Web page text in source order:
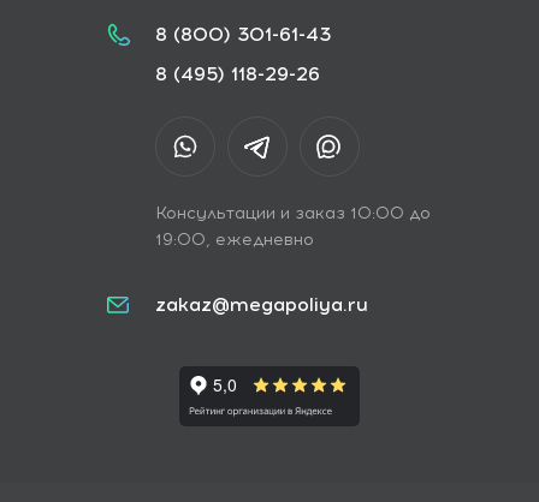
8 (800) 301-61-43
8 (495) 118-29-26
Консультации и заказ 10:00 до
19:00, ежедневно
zakaz@megapoliya.ru